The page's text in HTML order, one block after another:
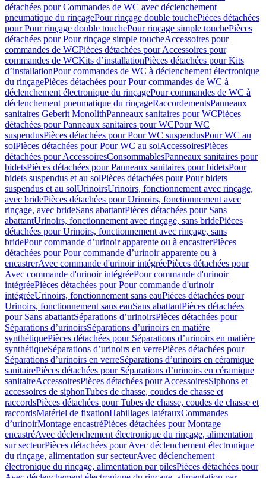
détachées pour Commandes de WC avec déclenchement
pneumatique du rinçagePour rinçage double touchePièces détachées
pour Pour rinçage double touchePour rinçage simple touchePièces
détachées pour Pour rinçage simple toucheAccessoires pour
commandes de WCPièces détachées pour Accessoires pour
commandes de WCKits d’installationPièces détachées pour Kits
d’installationPour commandes de WC à déclenchement électronique
du rinçagePièces détachées pour Pour commandes de WC à
déclenchement électronique du rinçagePour commandes de WC à
déclenchement pneumatique du rinçageRaccordementsPanneaux
sanitaires Geberit MonolithPanneaux sanitaires pour WCPièces
détachées pour Panneaux sanitaires pour WCPour WC
suspendusPièces détachées pour Pour WC suspendusPour WC au
solPièces détachées pour Pour WC au solAccessoiresPièces
détachées pour AccessoiresConsommablesPanneaux sanitaires pour
bidetsPièces détachées pour Panneaux sanitaires pour bidetsPour
bidets suspendus et au solPièces détachées pour Pour bidets
suspendus et au solUrinoirsUrinoirs, fonctionnement avec rinçage,
avec bridePièces détachées pour Urinoirs, fonctionnement avec
rinçage, avec brideSans abattantPièces détachées pour Sans
abattantUrinoirs, fonctionnement avec rinçage, sans bridePièces
détachées pour Urinoirs, fonctionnement avec rinçage, sans
bridePour commande d’urinoir apparente ou à encastrerPièces
détachées pour Pour commande d’urinoir apparente ou à
encastrerAvec commande d'urinoir intégréePièces détachées pour
Avec commande d'urinoir intégréePour commande d'urinoir
intégréePièces détachées pour Pour commande d'urinoir
intégréeUrinoirs, fonctionnement sans eauPièces détachées pour
Urinoirs, fonctionnement sans eauSans abattantPièces détachées
pour Sans abattantSéparations d’urinoirsPièces détachées pour
Séparations d’urinoirsSéparations d’urinoirs en matière
synthétiquePièces détachées pour Séparations d’urinoirs en matière
synthétiqueSéparations d’urinoirs en verrePièces détachées pour
Séparations d’urinoirs en verreSéparations d’urinoirs en céramique
sanitairePièces détachées pour Séparations d’urinoirs en céramique
sanitaireAccessoiresPièces détachées pour AccessoiresSiphons et
accessoires de siphonTubes de chasse, coudes de chasse et
raccordsPièces détachées pour Tubes de chasse, coudes de chasse et
raccordsMatériel de fixationHabillages latérauxCommandes
dʼurinoirMontage encastréPièces détachées pour Montage
encastréAvec déclenchement électronique du rinçage, alimentation
sur secteurPièces détachées pour Avec déclenchement électronique
du rinçage, alimentation sur secteurAvec déclenchement
électronique du rinçage, alimentation par pilesPièces détachées pour